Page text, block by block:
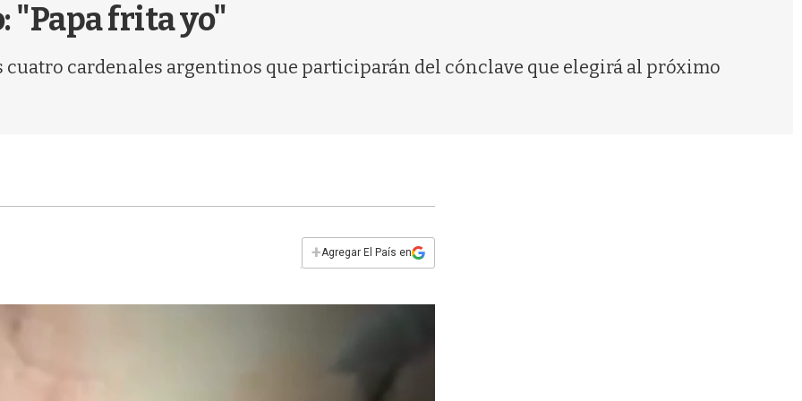
"Papa frita yo"
cuatro cardenales argentinos que participarán del cónclave que elegirá al próximo
+Agregar El País en